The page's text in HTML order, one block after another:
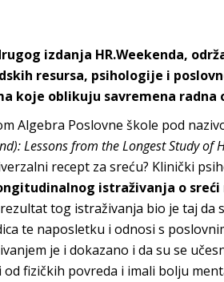
izdanja HR.Weekenda,
resursa, psihologije i
koje oblikuju savremena radna
Algebra Poslovne škole pod
Lessons from the Longest Study of
recept za sreću? Klinički
istraživanja o sreći
tog istraživanja bio je taj da
te naposletku i odnosi s
je i dokazano i da su se
fizičkih povreda i imali bolju